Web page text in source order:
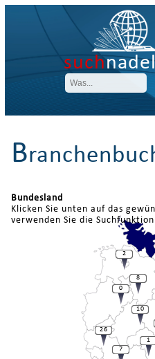
such
B
Bundesland
Klicken Sie unten auf das
verwenden Sie die
26
8
2
0
10
7
1